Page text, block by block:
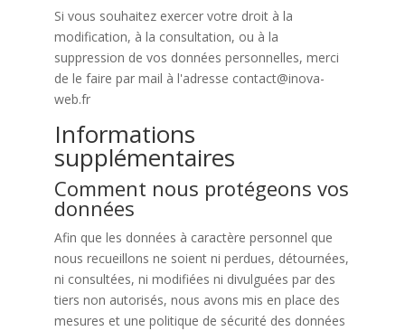
Si vous souhaitez exercer votre droit à la
modification, à la consultation, ou à la
suppression de vos données personnelles, merci
de le faire par mail à l'adresse contact@inova-
web.fr
Informations
supplémentaires
Comment nous protégeons vos
données
Afin que les données à caractère personnel que
nous recueillons ne soient ni perdues, détournées,
ni consultées, ni modifiées ni divulguées par des
tiers non autorisés, nous avons mis en place des
mesures et une politique de sécurité des données